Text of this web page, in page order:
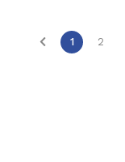
1 2